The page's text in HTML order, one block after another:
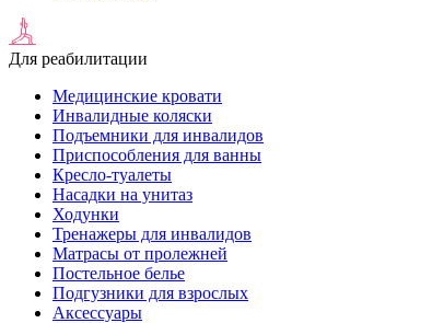
Для реабилитации
Медицинские кровати
Инвалидные коляски
Подъемники для инвалидов
Приспособления для ванны
Кресло-туалеты
Насадки на унитаз
Ходунки
Тренажеры для инвалидов
Матрасы от пролежней
Постельное белье
Подгузники для взрослых
Аксессуары